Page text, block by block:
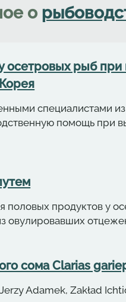
о
осетровых рыб
специалистами
помощь при
половых продуктов у
овулировавших
сома Clarias
Adamek, Zakład